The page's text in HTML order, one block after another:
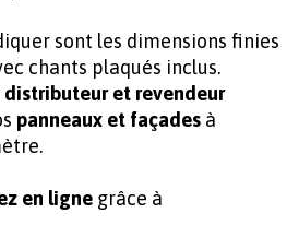
sont les dimensions finies
chants plaqués inclus.
distributeur et revendeur
panneaux et façades à
en ligne grâce à